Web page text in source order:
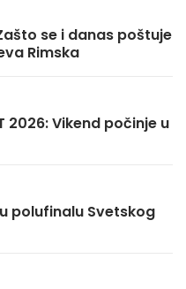
Zašto se i danas poštuje
Rimska
2026: Vikend počinje u
polufinalu Svetskog